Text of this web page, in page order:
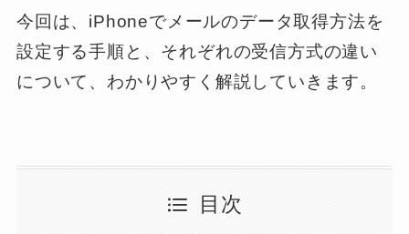
今回は、iPhoneでメールのデータ取得方法を
設定する手順と、それぞれの受信方式の違い
について、わかりやすく解説していきます。
目次